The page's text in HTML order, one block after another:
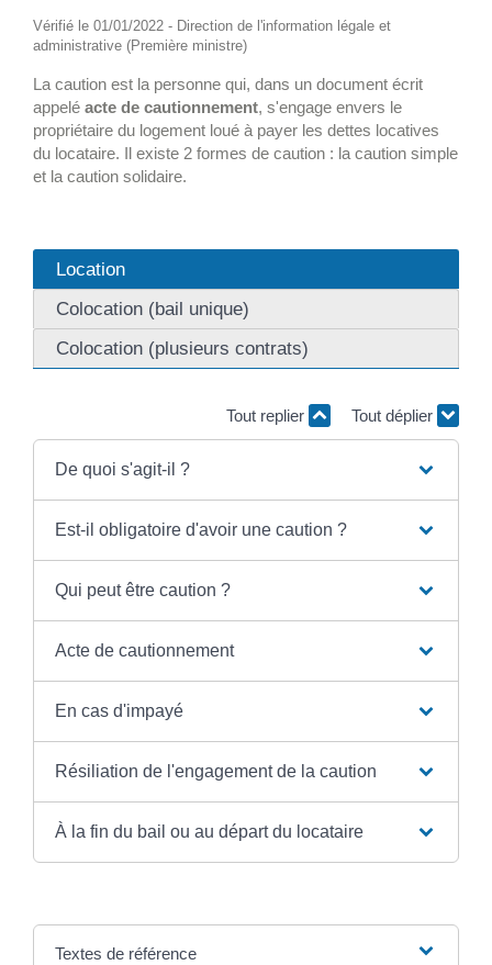
Vérifié le 01/01/2022 - Direction de l'information légale et
administrative (Première ministre)
La caution est la personne qui, dans un document écrit
appelé acte de cautionnement, s'engage envers le
propriétaire du logement loué à payer les dettes locatives
du locataire. Il existe 2 formes de caution : la caution simple
et la caution solidaire.
Location
Colocation (bail unique)
Colocation (plusieurs contrats)
Tout replier Tout déplier
De quoi s'agit-il ?
Est-il obligatoire d'avoir une caution ?
Qui peut être caution ?
Acte de cautionnement
En cas d'impayé
Résiliation de l'engagement de la caution
À la fin du bail ou au départ du locataire
Textes de référence